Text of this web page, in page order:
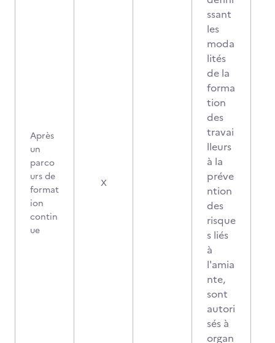
Après
un
parco
urs de
format
ion
contin
ue
X
ssant
les
moda
lités
de la
forma
tion
des
travai
lleurs
à la
préve
ntion
des
risque
s liés
à
l'amia
nte,
sont
autori
sés à
organ